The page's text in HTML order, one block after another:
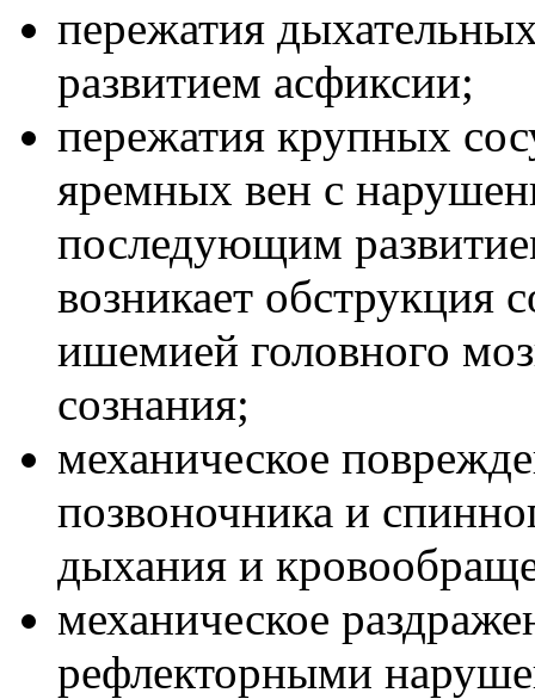
пережатия
развитием асфиксии;
пережатия крупных
яремных вен с
последующим
возникает обструкция
ишемией головного
сознания;
механическое
позвоночника и
дыхания и
механическое
рефлекторными